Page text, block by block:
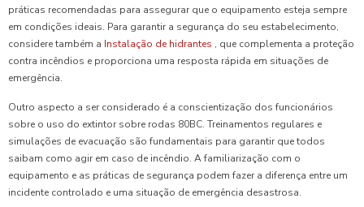
práticas recomendadas para assegurar que o equipamento esteja sempre
em condições ideais. Para garantir a segurança do seu estabelecimento,
considere também a Instalação de hidrantes , que complementa a proteção
contra incêndios e proporciona uma resposta rápida em situações de
emergência.
Outro aspecto a ser considerado é a conscientização dos funcionários
sobre o uso do extintor sobre rodas 80BC. Treinamentos regulares e
simulações de evacuação são fundamentais para garantir que todos
saibam como agir em caso de incêndio. A familiarização com o
equipamento e as práticas de segurança podem fazer a diferença entre um
incidente controlado e uma situação de emergência desastrosa.